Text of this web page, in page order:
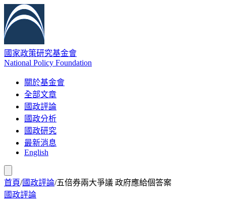
國家政策研究基金會
National Policy Foundation
關於基金會
全部文章
國政評論
國政分析
國政研究
最新消息
English
首頁/國政評論/五倍券兩大爭議 政府應給個答案
國政評論